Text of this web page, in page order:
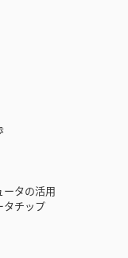
タの活用
タチップ